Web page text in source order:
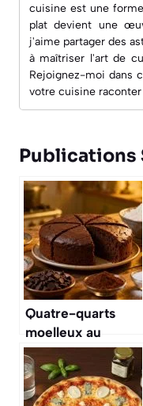
cuisine est une
plat devient une
j'aime partager des
à maîtriser l'art de
Rejoignez-moi dans
votre cuisine
Publications
Quatre-quarts
moelleux au
chocolat : recette
facile et
savoureuse